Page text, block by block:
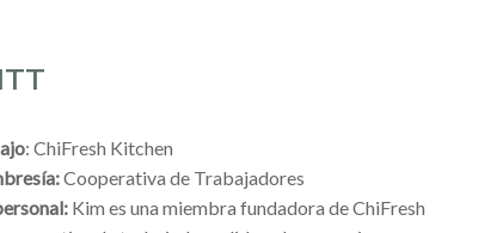
: ChiFresh Kitchen
Cooperativa de Trabajadores
Kim es una miembra fundadora de ChiFresh